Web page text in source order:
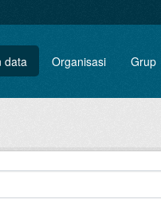
data Organisasi Grup